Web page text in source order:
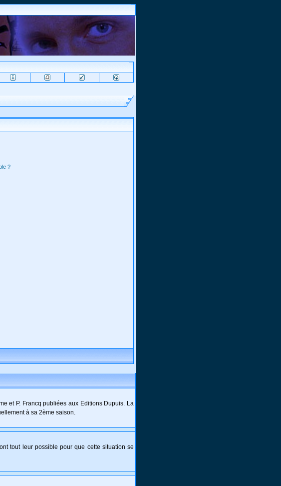
?
et P. Francq publiées aux Editions Dupuis. La
à sa 2ème saison.
tout leur possible pour que cette situation se